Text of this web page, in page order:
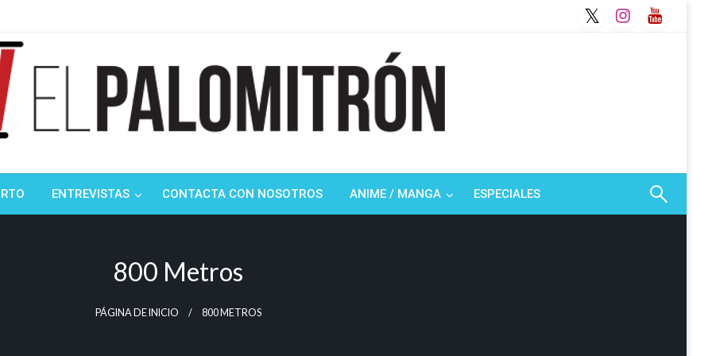
ENTREVISTAS CONTACTA CON NOSOTROS ANIME / MANGA ESPECIALES
800 Metros
PÁGINA DE INICIO 800 METROS